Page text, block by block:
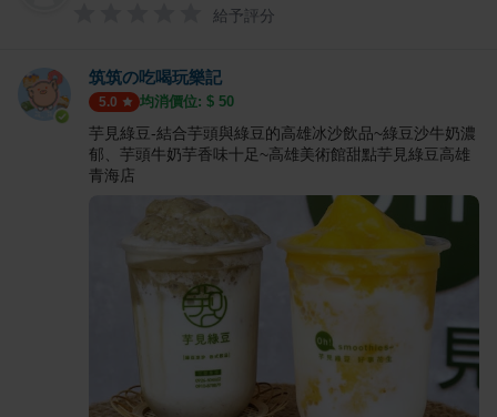
給予評分
筑筑の吃喝玩樂記
5.0 均消價位: $ 50
芋見綠豆-結合芋頭與綠豆的高雄冰沙飲品~綠豆沙牛奶濃
郁、芋頭牛奶芋香味十足~高雄美術館甜點芋見綠豆高雄
青海店